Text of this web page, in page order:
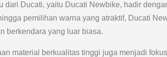
dari Ducati, yaitu Ducati Newbike, hadir
pemilihan warna yang atraktif, Ducati
berkendara yang luar biasa.
material berkualitas tinggi juga menjadi